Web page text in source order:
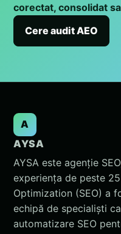
corectat, consolidat
Cere audit AEO
A
AYSA
AYSA este agenție
experiența de peste
Optimization (SEO) a
echipă de specialiști
automatizare SEO